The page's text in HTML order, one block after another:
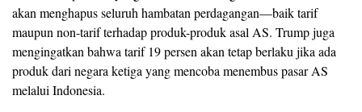
akan menghapus seluruh hambatan perdagangan—baik tarif
maupun non-tarif terhadap produk-produk asal AS. Trump juga
mengingatkan bahwa tarif 19 persen akan tetap berlaku jika ada
produk dari negara ketiga yang mencoba menembus pasar AS
melalui Indonesia.